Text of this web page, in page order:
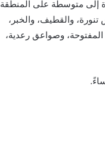
إلى متوسطة على المنطقة
والقطيف، والخبر،
المفتوحة، وصواعق رعدية،